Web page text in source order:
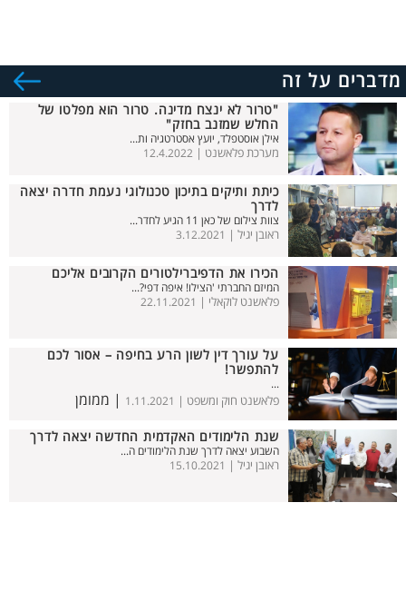
מדברים על זה
"טרור לא ינצח מדינה. טרור הוא מפלטו של
החלש שמזנב בחזק"
אילן אוסטפלד, יועץ אסטרטגיה ות...
מערכת פלאשנט | 12.4.2022
כיתת ותיקים בתיכון טכנולוגי נעמת חדרה יצאה
לדרך
צוות צילום של כאן 11 הגיע לחדר...
ראובן יגיל | 3.12.2021
הכירו את הדפיברילטורים הקרובים אליכם
המיזם החברתי 'הצילו! איפה דפי?...
פלאשנט לוקאלי | 22.11.2021
על עורך דין לשון הרע בחיפה – אסור לכם
להתפשר!
...
פלאשנט חוק ומשפט | 1.11.2021 | ממומן
שנת הלימודים האקדמית החדשה יצאה לדרך
השבוע יצאה לדרך שנת הלימודים ה...
ראובן יגיל | 15.10.2021